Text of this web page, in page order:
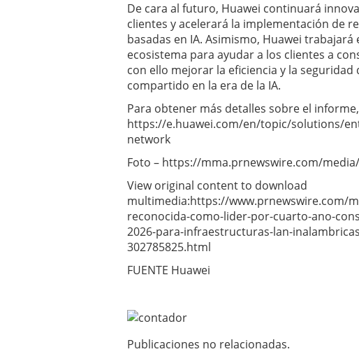
De cara al futuro, Huawei continuará
clientes y acelerará la implementación de
basadas en IA. Asimismo, Huawei
ecosistema para ayudar a los clientes a
con ello mejorar la eficiencia y la seguridad
compartido en la era de la IA.
Para obtener más detalles sobre el
https://e.huawei.com/en/topic/solutions/
network
Foto – https://mma.prnewswire.com/media/
View original content to download
multimedia:https://www.prnewswire.com/
reconocida-como-lider-por-cuarto-ano-
2026-para-infraestructuras-lan-
302785825.html
FUENTE Huawei
Publicaciones no relacionadas.